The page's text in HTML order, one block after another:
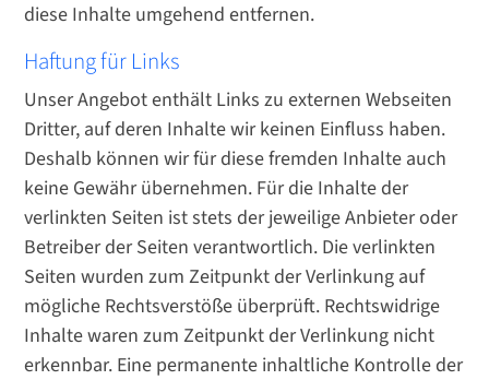
diese Inhalte umgehend entfernen.
Haftung für Links
Unser Angebot enthält Links zu externen Webseiten
Dritter, auf deren Inhalte wir keinen Einfluss haben.
Deshalb können wir für diese fremden Inhalte auch
keine Gewähr übernehmen. Für die Inhalte der
verlinkten Seiten ist stets der jeweilige Anbieter oder
Betreiber der Seiten verantwortlich. Die verlinkten
Seiten wurden zum Zeitpunkt der Verlinkung auf
mögliche Rechtsverstöße überprüft. Rechtswidrige
Inhalte waren zum Zeitpunkt der Verlinkung nicht
erkennbar. Eine permanente inhaltliche Kontrolle der